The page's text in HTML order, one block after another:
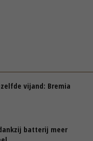
vijand: Bremia
batterij meer